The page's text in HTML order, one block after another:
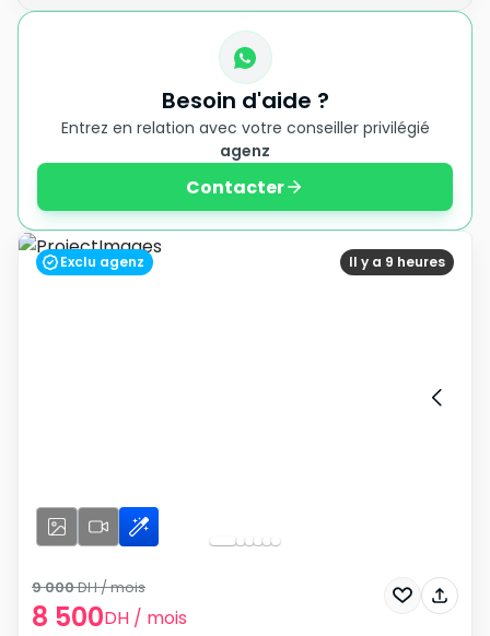
Besoin d'aide ?
Entrez en relation avec votre conseiller privilégié
agenz
Contacter
Il y a 9 heures
Exclu agenz
8 500DH / mois
9 000DH/ mois